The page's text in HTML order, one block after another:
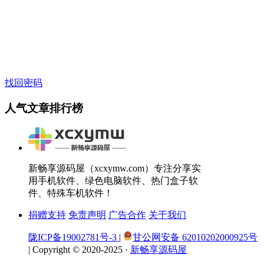
找回密码
人气文章排行榜
新畅享源码屋（xcxymw.com）专注分享实
用手机软件、绿色电脑软件、热门盒子软
件、特殊车机软件！
捐赠支持 免责声明 广告合作 关于我们
陇ICP备19002781号-3 |
甘公网安备 62010202000925号
| Copyright © 2020-2025 · 新畅享源码屋